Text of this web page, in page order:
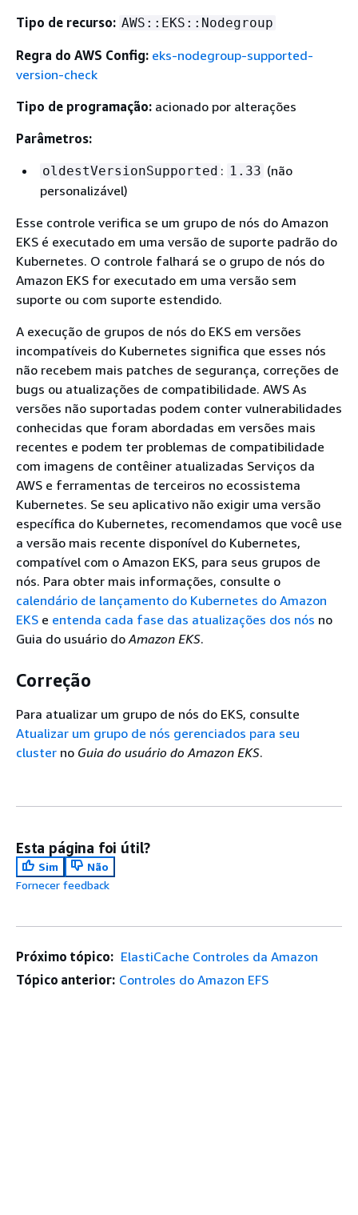
Tipo de recurso: AWS::EKS::Nodegroup
Regra do AWS Config: eks-nodegroup-supported-
version-check
Tipo de programação: acionado por alterações
Parâmetros:
oldestVersionSupported : 1.33 (não
personalizável)
Esse controle verifica se um grupo de nós do Amazon
EKS é executado em uma versão de suporte padrão do
Kubernetes. O controle falhará se o grupo de nós do
Amazon EKS for executado em uma versão sem
suporte ou com suporte estendido.
A execução de grupos de nós do EKS em versões
incompatíveis do Kubernetes significa que esses nós
não recebem mais patches de segurança, correções de
bugs ou atualizações de compatibilidade. AWS As
versões não suportadas podem conter vulnerabilidades
conhecidas que foram abordadas em versões mais
recentes e podem ter problemas de compatibilidade
com imagens de contêiner atualizadas Serviços da
AWS e ferramentas de terceiros no ecossistema
Kubernetes. Se seu aplicativo não exigir uma versão
específica do Kubernetes, recomendamos que você use
a versão mais recente disponível do Kubernetes,
compatível com o Amazon EKS, para seus grupos de
nós. Para obter mais informações, consulte o
calendário de lançamento do Kubernetes do Amazon
EKS e entenda cada fase das atualizações dos nós no
Guia do usuário do Amazon EKS.
Correção
Para atualizar um grupo de nós do EKS, consulte
Atualizar um grupo de nós gerenciados para seu
cluster no Guia do usuário do Amazon EKS.
Esta página foi útil?
Sim
Não
Fornecer feedback
Próximo tópico: ElastiCache Controles da Amazon
Tópico anterior: Controles do Amazon EFS